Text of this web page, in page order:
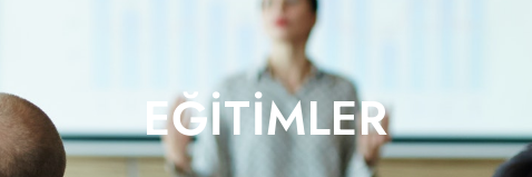
EĞITIMLER